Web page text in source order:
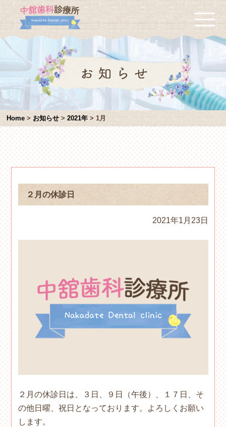
Home > お知らせ >2021年 >1月
２月の休診日
2021年1月23日
２月の休診日は、３日、９日（午後）、１７日、そ
の他日曜、祝日となっております。よろしくお願い
します。